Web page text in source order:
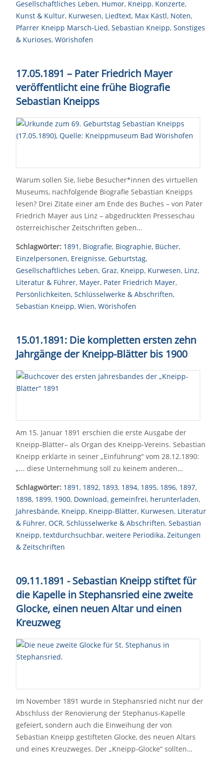
Gesellschaftliches Leben, Humor, Kneipp, Konzerte,
Kunst & Kultur, Kurwesen, Liedtext, Max Kästl, Noten,
Pfarrer Kneipp Marsch-Lied, Sebastian Kneipp, Sonstiges
& Kurioses, Wörishofen
17.05.1891 – Pater Friedrich Mayer
veröffentlicht eine frühe Biografie
Sebastian Kneipps
Warum sollen Sie, liebe Besucher*innen des virtuellen
Museums, nachfolgende Biografie Sebastian Kneipps
lesen? Drei Zitate einer am Ende des Buches – von Pater
Friedrich Mayer aus Linz – abgedruckten Presseschau
österreichischer Zeitschriften geben…
Schlagwörter: 1891, Biografie, Biographie, Bücher,
Einzelpersonen, Ereignisse, Geburtstag,
Gesellschaftliches Leben, Graz, Kneipp, Kurwesen, Linz,
Literatur & Führer, Mayer, Pater Friedrich Mayer,
Persönlichkeiten, Schlüsselwerke & Abschriften,
Sebastian Kneipp, Wien, Wörishofen
15.01.1891: Die kompletten ersten zehn
Jahrgänge der Kneipp-Blätter bis 1900
Am 15. Januar 1891 erschien die erste Ausgabe der
Kneipp-Blätter– als Organ des Kneipp-Vereins. Sebastian
Kneipp erklärte in seiner „Einführung“ vom 28.12.1890:
„... diese Unternehmung soll zu keinem anderen…
Schlagwörter: 1891, 1892, 1893, 1894, 1895, 1896, 1897,
1898, 1899, 1900, Download, gemeinfrei, herunterladen,
Jahresbände, Kneipp, Kneipp-Blätter, Kurwesen, Literatur
& Führer, OCR, Schlüsselwerke & Abschriften, Sebastian
Kneipp, textdurchsuchbar, weitere Periodika, Zeitungen
& Zeitschriften
09.11.1891 - Sebastian Kneipp stiftet für
die Kapelle in Stephansried eine zweite
Glocke, einen neuen Altar und einen
Kreuzweg
Im November 1891 wurde in Stephansried nicht nur der
Abschluss der Renovierung der Stephanus-Kapelle
gefeiert, sondern auch die Einweihung der von
Sebastian Kneipp gestifteten Glocke, des neuen Altars
und eines Kreuzweges. Der „Kneipp-Glocke“ sollten…